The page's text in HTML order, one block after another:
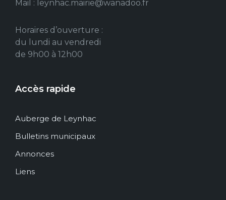
Mail : leynhac.mairie@wanadoo.fr
Horaires d’ouverture :
du lundi au vendredi
de 9h00 à 12h00
Accès rapide
Auberge de Leynhac
Bulletins municipaux
Annonces
Liens